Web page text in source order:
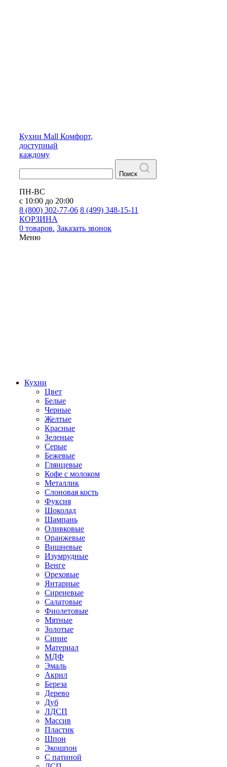
Кухни Mall Комфорт,
доступный
каждому
Поиск
ПН-ВС
с 10:00 до 20:00
8 (800) 302-77-06 8 (499) 348-15-11
КОРЗИНА
0 товаров. Заказать звонок
Меню
Кухни
Цвет
Белые
Черные
Желтые
Красные
Зеленые
Серые
Бежевые
Глянцевые
Кофе с молоком
Металлик
Слоновая кость
Фуксия
Шоколад
Шампань
Оливковые
Оранжевые
Вишневые
Изумрудные
Венге
Ореховые
Янтарные
Сиреневые
Салатовые
Фиолетовые
Мятные
Золотые
Синие
Материал
МДФ
Эмаль
Акрил
Береза
Дерево
Дуб
ЛДСП
Массив
Пластик
Шпон
Экошпон
С патиной